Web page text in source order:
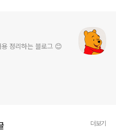
정리하는 블로그 😊
더보기